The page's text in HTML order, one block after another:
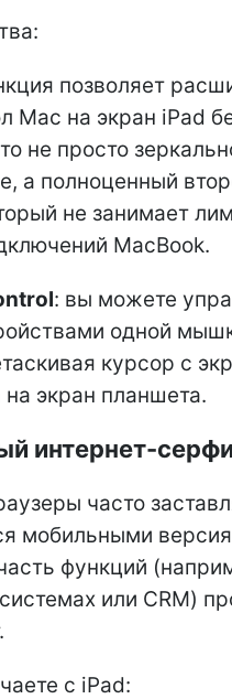
позволяет
Mac на экран iPad
не просто
а полноценный
не занимает
MacBook.
: вы можете
одной
курсор с
экран планшета.
интернет-
часто
мобильными
функций
или CRM)
с iPad: